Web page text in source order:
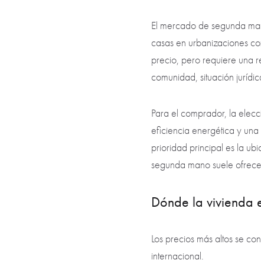
El mercado de segunda
casas en urbanizaciones
precio, pero requiere una
comunidad, situación
Para el comprador, la
eficiencia energética y
prioridad principal es la
segunda mano suele
Dónde la vivienda
Los precios más altos se
internacional.